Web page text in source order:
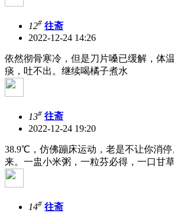
12# 往斋
2022-12-24 14:26
依然彻骨寒冷，但是刀片嗓已缓解，体
痰，吐不出。继续喝橘子煮水
13# 往斋
2022-12-24 19:20
38.9℃，仿佛蹦床运动，老是不让你消
来。一盅小米粥，一粒芬必得，一口甘
14# 往斋